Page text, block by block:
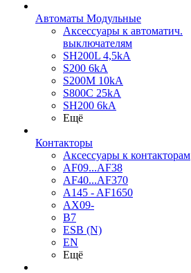
Автоматы Модульные
Аксессуары к автоматич.
выключателям
SH200L 4,5kA
S200 6kA
S200M 10kA
S800C 25kA
SH200 6kA
Ещё
Контакторы
Аксессуары к контакторам
AF09...AF38
AF40...AF370
A145 - AF1650
AX09-
B7
ESB (N)
EN
Ещё